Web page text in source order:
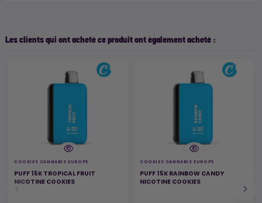
Les clients qui ont acheté ce produit ont également acheté :
COOKIES CANNABIS EUROPE
PUFF 15K TROPICAL FRUIT
NICOTINE COOKIES
COOKIES CANNABIS EUROPE
PUFF 15K RAINBOW CANDY
NICOTINE COOKIES